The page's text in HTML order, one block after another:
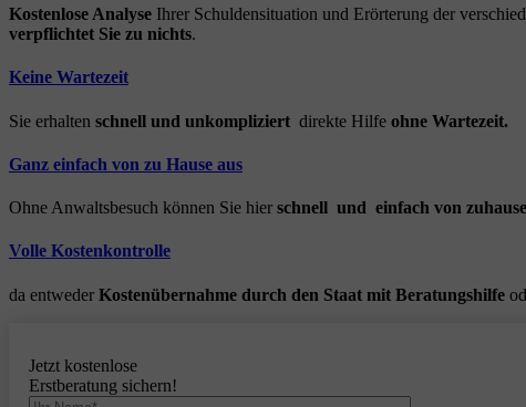
Kostenlose Analyse Ihrer Schuldensituation und Erörterung der
verpflichtet Sie zu nichts.
Keine Wartezeit
Sie erhalten schnell und unkompliziert direkte Hilfe ohne Wartezeit.
Ganz einfach von zu Hause aus
Ohne Anwaltsbesuch können Sie hier schnell und einfach von zuhause
Volle Kostenkontrolle
da entweder Kostenübernahme durch den Staat mit Beratungshilfe
Jetzt kostenlose
Erstberatung sichern!